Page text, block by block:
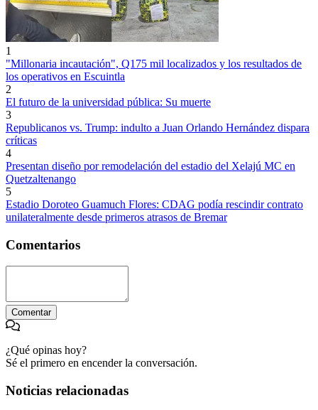
1
"Millonaria incautación", Q175 mil localizados y los resultados de
los operativos en Escuintla
2
El futuro de la universidad pública: Su muerte
3
Republicanos vs. Trump: indulto a Juan Orlando Hernández dispara
críticas
4
Presentan diseño por remodelación del estadio del Xelajú MC en
Quetzaltenango
5
Estadio Doroteo Guamuch Flores: CDAG podía rescindir contrato
unilateralmente desde primeros atrasos de Bremar
Comentarios
Comentar
¿Qué opinas hoy?
Sé el primero en encender la conversación.
Noticias relacionadas